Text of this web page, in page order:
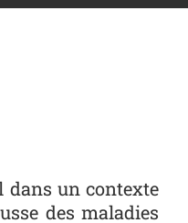
dans un contexte
des maladies